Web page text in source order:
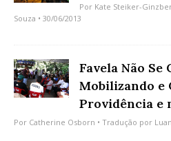
Por Kate Steiker-
Souza • 30/06/2013
Favela Não
Mobilizando e
Providência e
Por Catherine Osborn • Tradução por